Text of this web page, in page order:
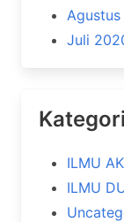
Juli
Kategori
ILMU
ILMU